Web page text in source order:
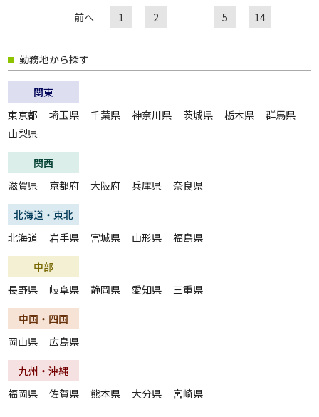
前へ
1 2 5 14
雇用形態
一般派遣
紹介
契約社員
無期雇用派遣
こだわり
未経験・初心者OK
大量募集
交通費支給
夜勤のお仕事
扶養内勤務OK
副業・WワークOK
即日勤務OK
履歴書不要
服装自由
バイク・車通勤OK
勤務地から探す
関東
東京都
埼玉県 千葉県 神奈川県 茨城県 栃木県
群馬県
山梨県
関西
滋賀県
京都府 大阪府 兵庫県 奈良県
北海道・東北
北海道
岩手県 宮城県 山形県 福島県
中部
長野県
岐阜県 静岡県 愛知県 三重県
中国・四国
岡山県
広島県
九州・沖縄
福岡県
佐賀県 熊本県 大分県 宮崎県